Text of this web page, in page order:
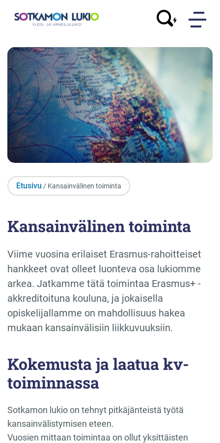
Etusivu / Kansainvälinen toiminta
Kansainvälinen toiminta
Viime vuosina erilaiset Erasmus-rahoitteiset
hankkeet ovat olleet luonteva osa lukiomme
arkea. Jatkamme tätä toimintaa Erasmus+ -
akkreditoituna kouluna, ja jokaisella
opiskelijallamme on mahdollisuus hakea
mukaan kansainvälisiin liikkuvuuksiin.
Kokemusta ja laatua kv-
toiminnassa
Sotkamon lukio on tehnyt pitkäjänteistä työtä
kansainvälistymisen eteen.
Vuosien mittaan toimintaa on ollut yksittäisten